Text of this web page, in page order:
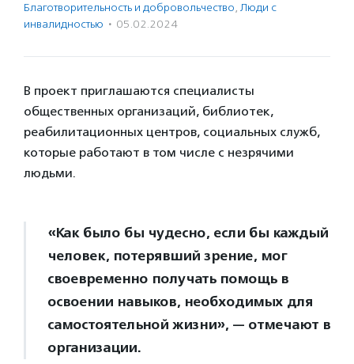
Благотвори­тель­ность и доброволь­чест­во, Люди с
инвалидностью · 05.02.2024
В проект приглашаются специалисты
общественных организаций, библиотек,
реабилитационных центров, социальных служб,
которые работают в том числе с незрячими
людьми.
«Как было бы чудесно, если бы каждый
человек, потерявший зрение, мог
своевременно получать помощь в
освоении навыков, необходимых для
самостоятельной жизни», — отмечают в
организации.